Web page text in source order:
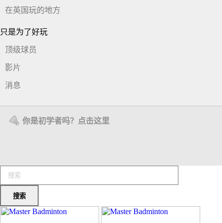
在英国玩的地方
只是为了好玩
顶级球员
影片
消息
你是初学者吗？点击这里